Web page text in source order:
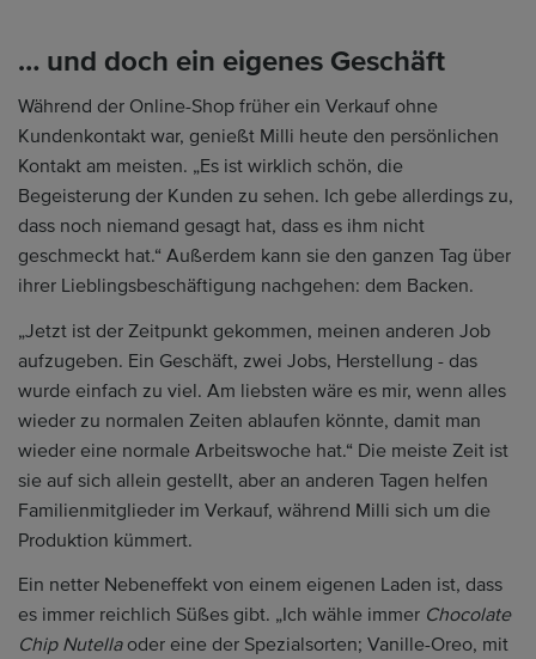
… und doch ein eigenes Geschäft
Während der Online-Shop früher ein Verkauf ohne
Kundenkontakt war, genießt Milli heute den persönlichen
Kontakt am meisten. „Es ist wirklich schön, die
Begeisterung der Kunden zu sehen. Ich gebe allerdings zu,
dass noch niemand gesagt hat, dass es ihm nicht
geschmeckt hat.“ Außerdem kann sie den ganzen Tag über
ihrer Lieblingsbeschäftigung nachgehen: dem Backen.
„Jetzt ist der Zeitpunkt gekommen, meinen anderen Job
aufzugeben. Ein Geschäft, zwei Jobs, Herstellung - das
wurde einfach zu viel. Am liebsten wäre es mir, wenn alles
wieder zu normalen Zeiten ablaufen könnte, damit man
wieder eine normale Arbeitswoche hat.“ Die meiste Zeit ist
sie auf sich allein gestellt, aber an anderen Tagen helfen
Familienmitglieder im Verkauf, während Milli sich um die
Produktion kümmert.
Ein netter Nebeneffekt von einem eigenen Laden ist, dass
es immer reichlich Süßes gibt. „Ich wähle immer Chocolate
Chip Nutellaoder eine der Spezialsorten; Vanille-Oreo, mit